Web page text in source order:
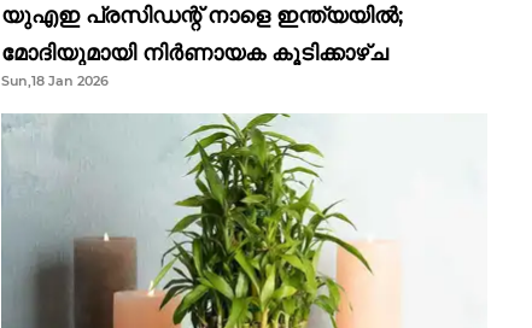
യുഎഇ പ്രസിഡന്റ് നാളെ ഇന്ത്യയിൽ;
മോദിയുമായി നിർണായക കൂടിക്കാഴ്ച
Sun,18 Jan 2026